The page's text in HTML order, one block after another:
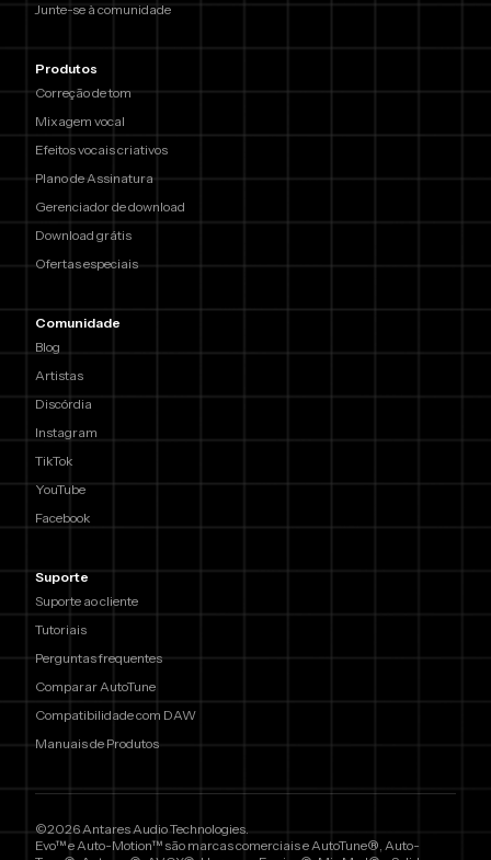
Junte-se à comunidade
Produtos
Correção de tom
Mixagem vocal
Efeitos vocais criativos
Plano de Assinatura
Gerenciador de download
Download grátis
Ofertas especiais
Comunidade
Blog
Artistas
Discórdia
Instagram
TikTok
YouTube
Facebook
Suporte
Suporte ao cliente
Tutoriais
Perguntas frequentes
Comparar AutoTune
Compatibilidade com DAW
Manuais de Produtos
©2026 Antares Audio Technologies.
Evo™ e Auto-Motion™ são marcas comerciais e AutoTune®, Auto-